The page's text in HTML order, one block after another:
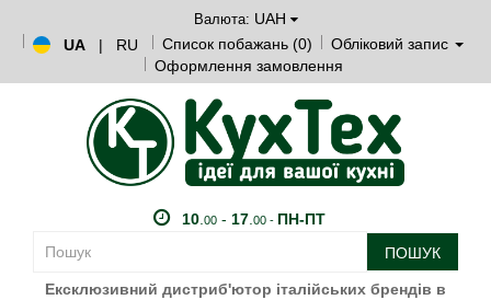
Валюта: UAH
UA
| RU Список побажань (0)
Обліковий запис
Оформлення замовлення
10. 00- 17. 00 - ПН-ПТ
ПОШУК
Ексклюзивний дистриб'ютор італійських брендів в